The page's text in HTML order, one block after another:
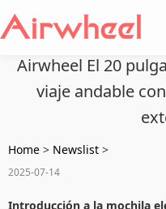
Airwheel El 20
viaje andable
Home > Newslist >
2025-07-14
Introducción a la mochila